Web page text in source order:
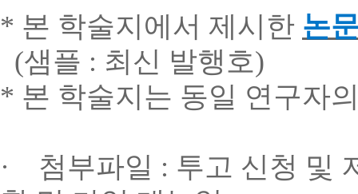
* 본 학술지에서 제시한 논
(샘플 : 최신 발행호)
* 본 학술지는 동일 연구자
· 첨부파일 : 투고 신청 및